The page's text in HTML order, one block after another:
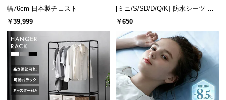
つ
い
て
返
品・
キ
ャ
幅76cm 日本製チェスト
￥39,999
[ミニ/S/SD/D/Q/K] 防水シーツ ノ
ンパイル
￥650